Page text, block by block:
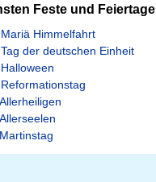
Feste und Feiertage
Mariä Himmelfahrt
Tag der deutschen Einheit
Halloween
Reformationstag
Allerheiligen
Allerseelen
Martinstag